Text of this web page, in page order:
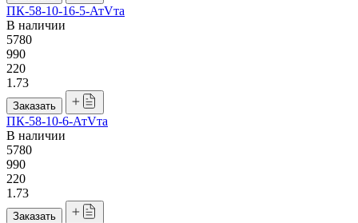
ПК-58-10-16-5-АтVта
В наличии
5780
990
220
1.73
Заказать
ПК-58-10-6-АтVта
В наличии
5780
990
220
1.73
Заказать